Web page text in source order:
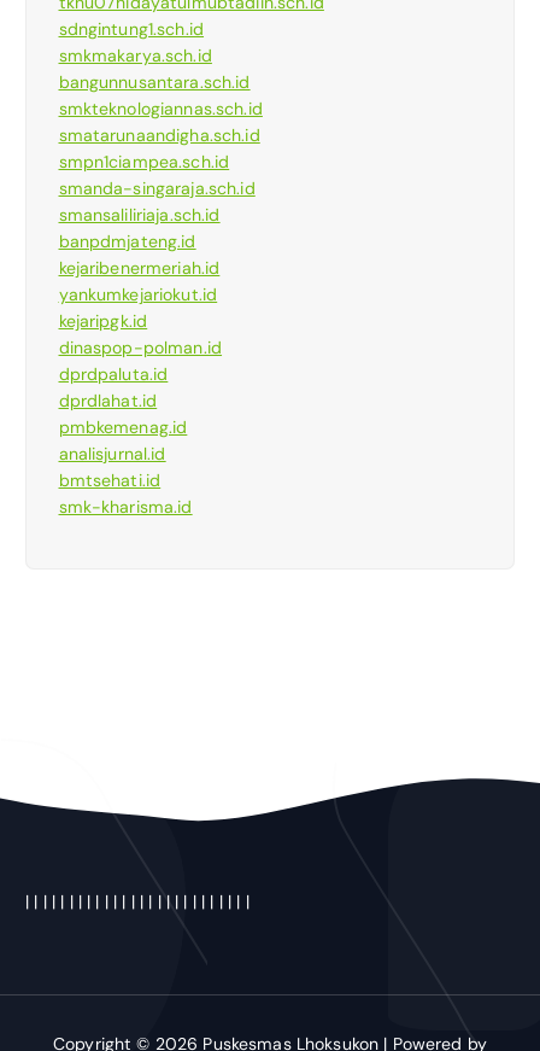
sdngintung1.sch.id
smkmakarya.sch.id
bangunnusantara.sch.id
smkteknologiannas.sch.id
smatarunaandigha.sch.id
smpn1ciampea.sch.id
smanda-singaraja.sch.id
smansaliliriaja.sch.id
banpdmjateng.id
kejaribenermeriah.id
yankumkejariokut.id
kejaripgk.id
dinaspop-polman.id
dprdpaluta.id
dprdlahat.id
pmbkemenag.id
analisjurnal.id
bmtsehati.id
smk-kharisma.id
| | | | | | | | | | | | | | | | | | | | | | | | | |
Copyright © 2026 Puskesmas Lhoksukon | Powered by